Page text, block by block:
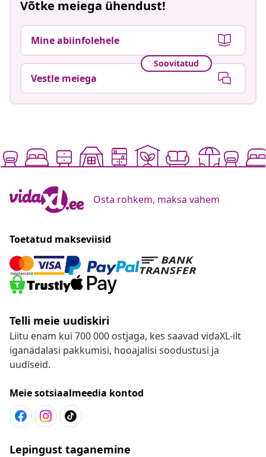
Võtke meiega ühendust!
Mine abiinfolehele
Soovitatud
Vestle meiega
Osta rohkem, maksa vähem
Toetatud makseviisid
Telli meie uudiskiri
Liitu enam kui 700 000 ostjaga, kes saavad vidaXL-ilt
iganädalasi pakkumisi, hooajalisi soodustusi ja
uudiseid.
Meie sotsiaalmeedia kontod
Lepingust taganemine